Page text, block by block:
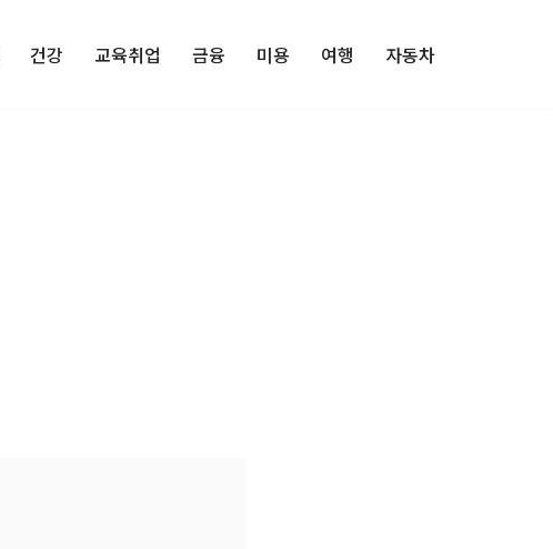
건강 교육취업 금융 미용 여행 자동차